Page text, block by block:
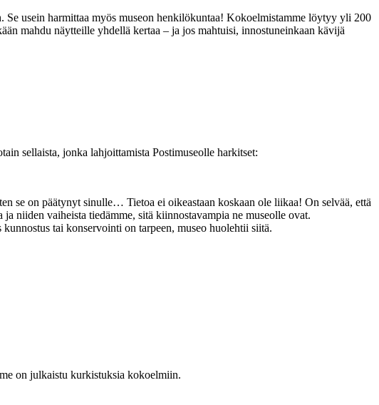
Se usein harmittaa myös museon henkilökuntaa! Kokoelmistamme löytyy yli 200
mahdu näytteille yhdellä kertaa – ja jos mahtuisi, innostuneinkaan kävijä
sellaista, jonka lahjoittamista Postimuseolle harkitset:
se on päätynyt sinulle… Tietoa ei oikeastaan koskaan ole liikaa! On selvää, että
niiden vaiheista tiedämme, sitä kiinnostavampia ne museolle ovat.
tai konservointi on tarpeen, museo huolehtii siitä.
on julkaistu kurkistuksia kokoelmiin.